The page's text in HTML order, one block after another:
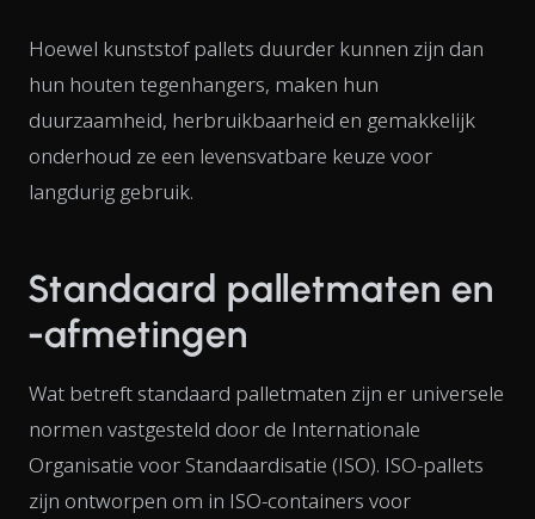
Hoewel kunststof pallets duurder kunnen zijn dan
hun houten tegenhangers, maken hun
duurzaamheid, herbruikbaarheid en gemakkelijk
onderhoud ze een levensvatbare keuze voor
langdurig gebruik.
Standaard palletmaten en
-afmetingen
Wat betreft standaard palletmaten zijn er universele
normen vastgesteld door de Internationale
Organisatie voor Standaardisatie (ISO). ISO-pallets
zijn ontworpen om in ISO-containers voor